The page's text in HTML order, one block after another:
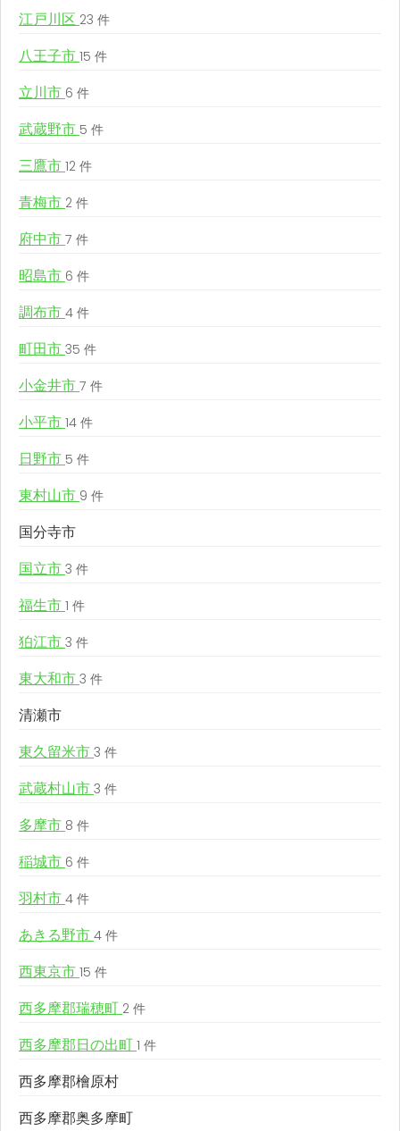
江戸川区 23 件
八王子市 15 件
立川市 6 件
武蔵野市 5 件
三鷹市 12 件
青梅市 2 件
府中市 7 件
昭島市 6 件
調布市 4 件
町田市 35 件
小金井市 7 件
小平市 14 件
日野市 5 件
東村山市 9 件
国分寺市
国立市 3 件
福生市 1 件
狛江市 3 件
東大和市 3 件
清瀬市
東久留米市 3 件
武蔵村山市 3 件
多摩市 8 件
稲城市 6 件
羽村市 4 件
あきる野市 4 件
西東京市 15 件
西多摩郡瑞穂町 2 件
西多摩郡日の出町 1 件
西多摩郡檜原村
西多摩郡奥多摩町